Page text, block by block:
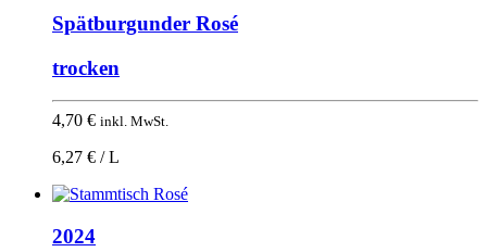
Spätburgunder Rosé
trocken
4,70 € inkl. MwSt.
6,27 € / L
2024